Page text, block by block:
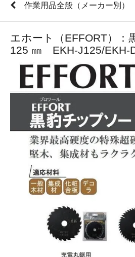
作業用品全般（メーカー別）
エホート（EFFORT）
125 ㎜ EKH-J125/EKH-